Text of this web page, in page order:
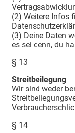
(2) Weitere Infos
(3) Deine Daten
es sei denn, du
§ 13
Streitbeilegung
Wir sind weder
§ 14